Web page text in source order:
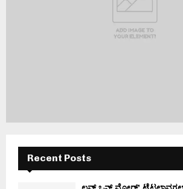
Recent Posts